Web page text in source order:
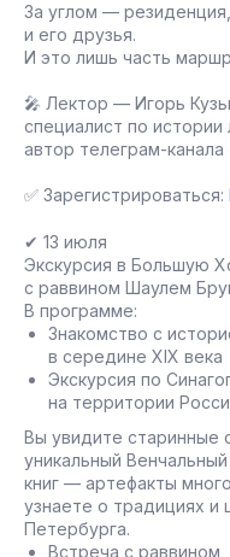
За углом —
и его друзья.
И это лишь часть
🎤 Лектор — Игорь
специалист по истории
автор телеграм-
✅ Зарегистрироваться:
✔ 13 июля
Экскурсия в Большую
с раввином Шаулем
В программе:
Знакомство с
в середине XIX века
Экскурсия по
на территории
Вы увидите старинные
уникальный
книг — артефакты
узнаете о традициях и
Петербурга.
Встреча с раввином